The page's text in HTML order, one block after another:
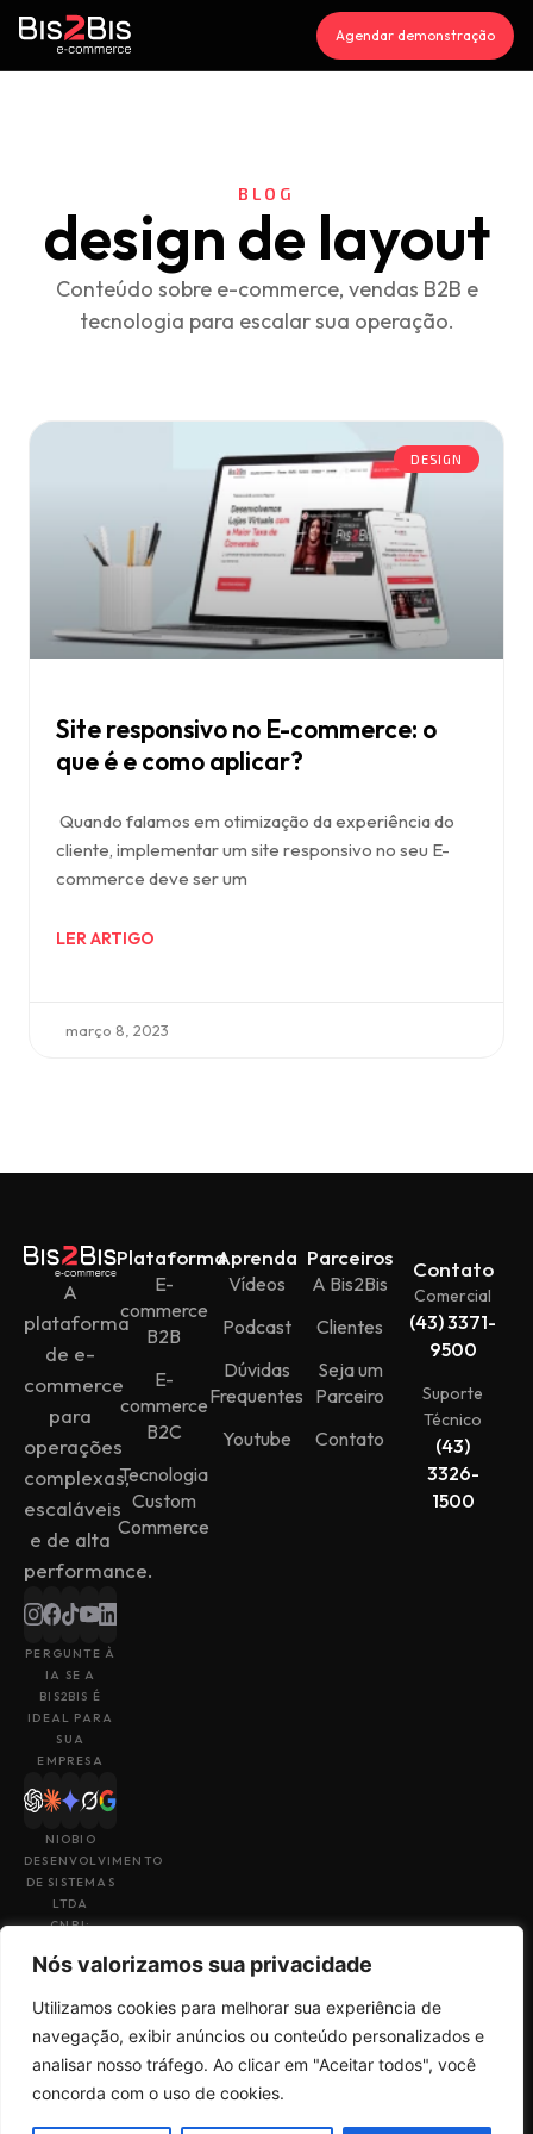
Nós valorizamos sua privacidade
Utilizamos cookies para melhorar sua experiência de
navegação, exibir anúncios ou conteúdo personalizados e
analisar nosso tráfego. Ao clicar em "Aceitar todos", você
concorda com o uso de cookies.
Agendar demonstração
BLOG
design de layout
Conteúdo sobre e-commerce, vendas B2B e
tecnologia para escalar sua operação.
DESIGN
Site responsivo no E-commerce: o
que é e como aplicar?
Quando falamos em otimização da experiência do
cliente, implementar um site responsivo no seu E-
commerce deve ser um
LER ARTIGO
março 8, 2023
A
plataforma
de e-
commerce
para
operações
complexas,
escaláveis
e de alta
performance.
PERGUNTE À
IA SE A
BIS2BIS É
IDEAL PARA
SUA
EMPRESA
NIOBIO
DESENVOLVIMENTO
DE SISTEMAS
LTDA
CNPJ:
49
Plataforma
E-
commerce
B2B
E-
commerce
B2C
Tecnologia
Custom
Commerce
Aprenda
Vídeos
Podcast
Dúvidas
Frequentes
Youtube
Parceiros
A Bis2Bis
Clientes
Seja um
Parceiro
Contato
Contato
Comercial
(43) 3371-
9500
Suporte
Técnico
(43)
3326-
1500
Uma empresa do
grupoBig4Tech
Termos de Uso